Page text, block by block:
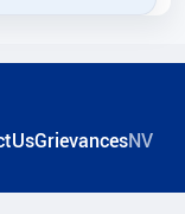
GrievancesNV